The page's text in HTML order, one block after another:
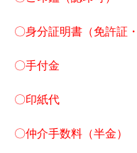
〇身分証明書（免許証
〇手付金
〇印紙代
〇仲介手数料（半金）